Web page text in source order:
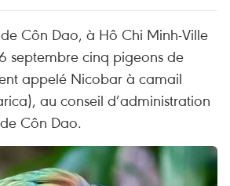
Côn Dao, à Hô Chi Minh-Ville
septembre cinq pigeons de
appelé Nicobar à camail
au conseil d’administration
Côn Dao.